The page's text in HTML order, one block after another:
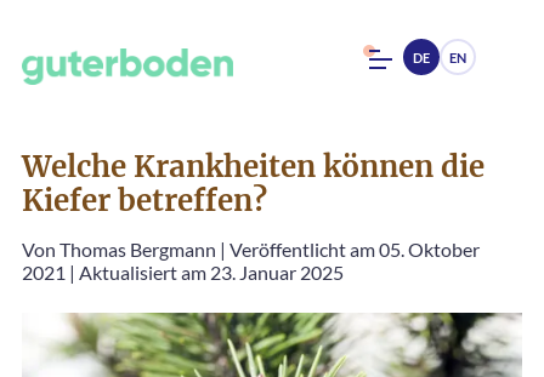
DE EN
Welche Krankheiten können die
Kiefer betreffen?
Von Thomas Bergmann | Veröffentlicht am 05. Oktober
2021 | Aktualisiert am 23. Januar 2025